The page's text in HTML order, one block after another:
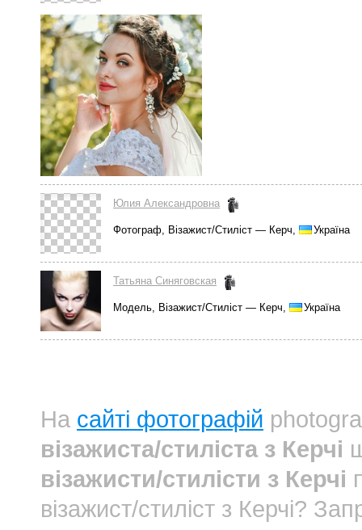
Юлия Александровна
Фотограф, Візажист/Стиліст — Керч, Україна
Татьяна Синяговская
Модель, Візажист/Стиліст — Керч, Україна
На сайті фотографій
візажиста/стиліста з Керчі
візажисти/стилісти з Керчі
візажист/стиліст з Керчі?